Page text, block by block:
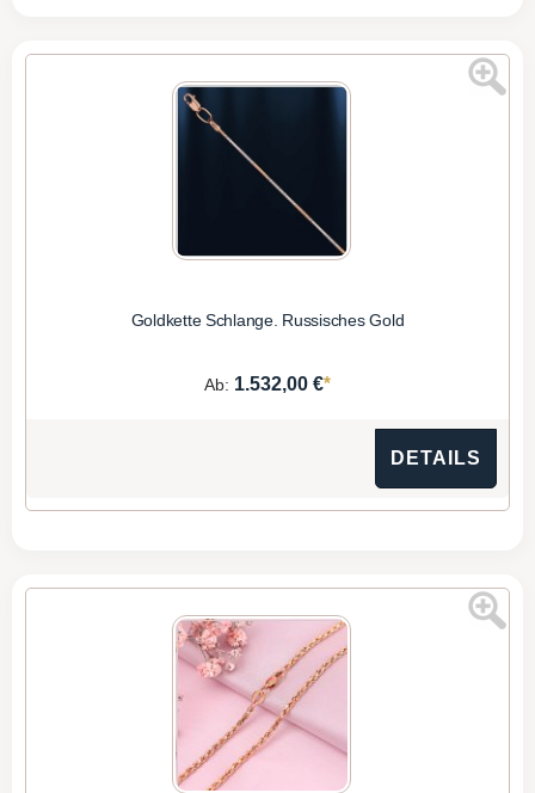
Goldkette Schlange. Russisches Gold
Ab: 1.532,00 €*
DETAILS